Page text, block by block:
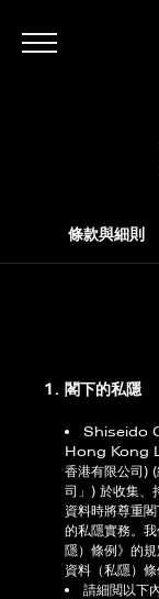
條款與細則
1. 閣下的私隱
Shiseido
Hong Kong
香港有限公司)
司」) 於收集、
資料時將尊重
的私隱實務。
隱）條例》的
資料（私隱）條
請細閲以下